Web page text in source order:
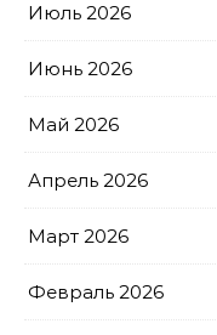
Июль 2026
Июнь 2026
Май 2026
Апрель 2026
Март 2026
Февраль 2026